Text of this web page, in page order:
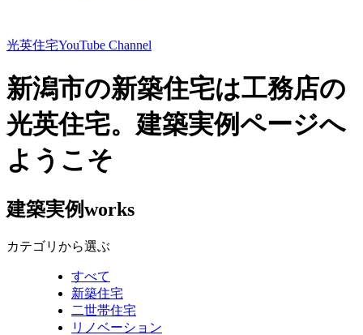
光英住宅YouTube Channel
新潟市の新築住宅は工務店の
光英住宅。建築実例ページへ
ようこそ
建築実例works
カテゴリから選ぶ
すべて
新築住宅
二世帯住宅
リノベーション